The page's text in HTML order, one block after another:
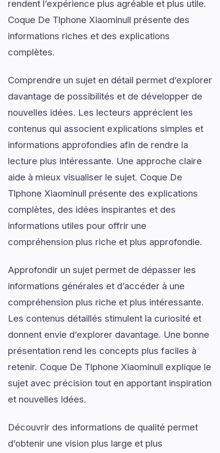
rendent l’expérience plus agréable et plus utile.
Coque De Tlphone Xiaominull présente des
informations riches et des explications
complètes.
Comprendre un sujet en détail permet d’explorer
davantage de possibilités et de développer de
nouvelles idées. Les lecteurs apprécient les
contenus qui associent explications simples et
informations approfondies afin de rendre la
lecture plus intéressante. Une approche claire
aide à mieux visualiser le sujet. Coque De
Tlphone Xiaominull présente des explications
complètes, des idées inspirantes et des
informations utiles pour offrir une
compréhension plus riche et plus approfondie.
Approfondir un sujet permet de dépasser les
informations générales et d’accéder à une
compréhension plus riche et plus intéressante.
Les contenus détaillés stimulent la curiosité et
donnent envie d’explorer davantage. Une bonne
présentation rend les concepts plus faciles à
retenir. Coque De Tlphone Xiaominull explique le
sujet avec précision tout en apportant inspiration
et nouvelles idées.
Découvrir des informations de qualité permet
d’obtenir une vision plus large et plus